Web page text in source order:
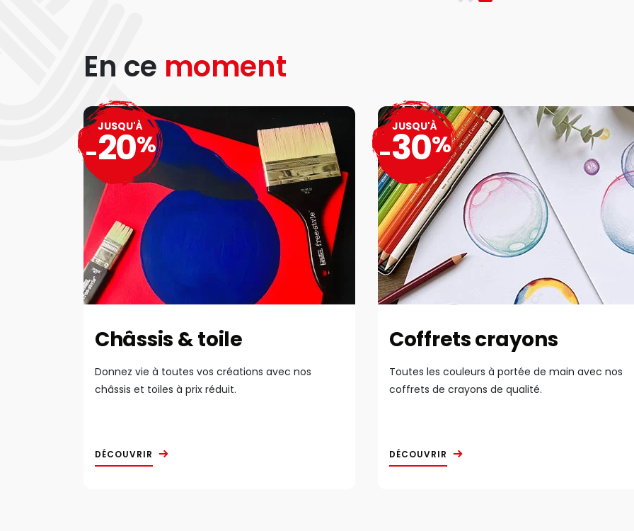
En ce moment
Châssis & toile
Donnez vie à toutes vos créations avec nos
châssis et toiles à prix réduit.
DÉCOUVRIR
JUSQU'À
-20%
Coffrets crayons
Toutes les couleurs à portée de main avec nos
coffrets de crayons de qualité.
DÉCOUVRIR
JUSQU'À
-30%